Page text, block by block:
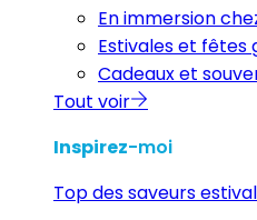
En immersion
Estivales et fêtes
Cadeaux et
Tout voir
Inspirez-moi
Top des saveurs